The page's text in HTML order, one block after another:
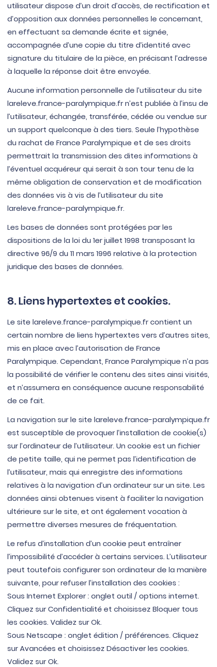
utilisateur dispose d’un droit d’accès, de rectification et
d’opposition aux données personnelles le concernant,
en effectuant sa demande écrite et signée,
accompagnée d’une copie du titre d’identité avec
signature du titulaire de la pièce, en précisant l’adresse
à laquelle la réponse doit être envoyée.
Aucune information personnelle de l’utilisateur du site
lareleve.france-paralympique.fr n’est publiée à l’insu de
l’utilisateur, échangée, transférée, cédée ou vendue sur
un support quelconque à des tiers. Seule l’hypothèse
du rachat de France Paralympique et de ses droits
permettrait la transmission des dites informations à
l’éventuel acquéreur qui serait à son tour tenu de la
même obligation de conservation et de modification
des données vis à vis de l’utilisateur du site
lareleve.france-paralympique.fr.
Les bases de données sont protégées par les
dispositions de la loi du 1er juillet 1998 transposant la
directive 96/9 du 11 mars 1996 relative à la protection
juridique des bases de données.
8. Liens hypertextes et cookies.
Le site lareleve.france-paralympique.fr contient un
certain nombre de liens hypertextes vers d’autres sites,
mis en place avec l’autorisation de France
Paralympique. Cependant, France Paralympique n’a pas
la possibilité de vérifier le contenu des sites ainsi visités,
et n’assumera en conséquence aucune responsabilité
de ce fait.
La navigation sur le site lareleve.france-paralympique.fr
est susceptible de provoquer l’installation de cookie(s)
sur l’ordinateur de l’utilisateur. Un cookie est un fichier
de petite taille, qui ne permet pas l’identification de
l’utilisateur, mais qui enregistre des informations
relatives à la navigation d’un ordinateur sur un site. Les
données ainsi obtenues visent à faciliter la navigation
ultérieure sur le site, et ont également vocation à
permettre diverses mesures de fréquentation.
Le refus d’installation d’un cookie peut entraîner
l’impossibilité d’accéder à certains services. L’utilisateur
peut toutefois configurer son ordinateur de la manière
suivante, pour refuser l’installation des cookies :
Sous Internet Explorer : onglet outil / options internet.
Cliquez sur Confidentialité et choisissez Bloquer tous
les cookies. Validez sur Ok.
Sous Netscape : onglet édition / préférences. Cliquez
sur Avancées et choisissez Désactiver les cookies.
Validez sur Ok.